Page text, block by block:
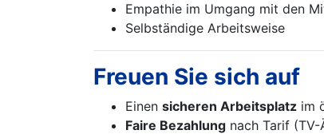
Empathie im Umgang mit den
Selbständige Arbeitsweise
Freuen Sie sich auf
Einen sicheren Arbeitsplatz im
Faire Bezahlung nach Tarif